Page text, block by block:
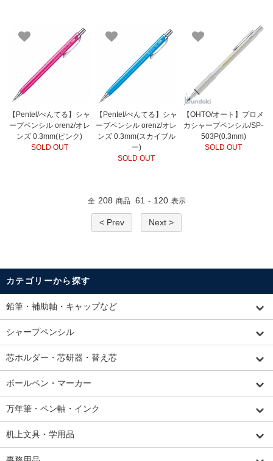
【Pentel/ぺんてる】シャ
ープペンシル orenz/オレ
ンズ 0.3mm(ピンク)
SOLD OUT
【Pentel/ぺんてる】シャ
ープペンシル orenz/オレ
ンズ 0.3mm(スカイブル
ー)
SOLD OUT
【OHTO/オート】プロメ
カシャープペンシル/SP-
503P(0.3mm)
SOLD OUT
全 208 商品 61 - 120 表示
< Prev Next >
カテゴリーから探す
鉛筆・補助軸・キャップなど
シャープペンシル
芯ホルダー・芯研器・替え芯
ボールペン・マーカー
万年筆・ペン軸・インク
机上文具・学用品